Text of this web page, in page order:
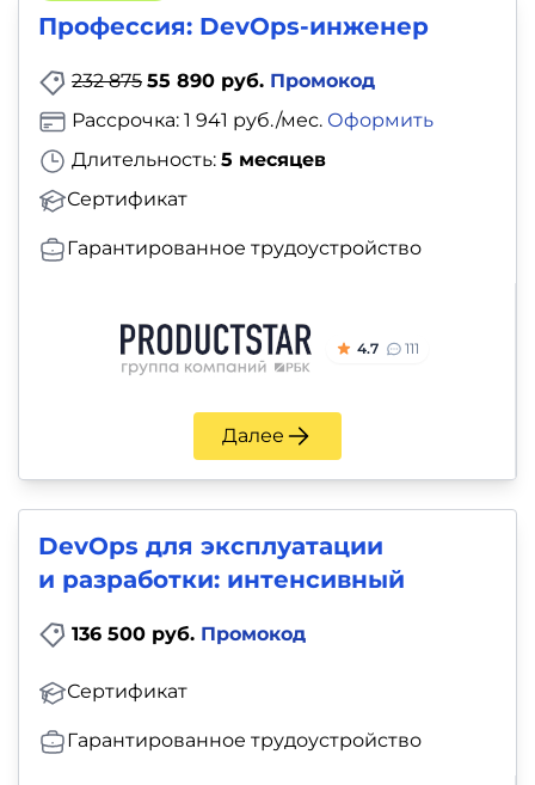
Профессия: DevOps-инженер
232 875 55 890 руб. Промокод
Длительность: 5 месяцев
Сертификат
Рассрочка: 1 941 руб./мес. Оформить
Гарантированное трудоустройство
4.7 111
Далее
DevOps для эксплуатации
и разработки: интенсивный
136 500 руб. Промокод
Сертификат
Гарантированное трудоустройство